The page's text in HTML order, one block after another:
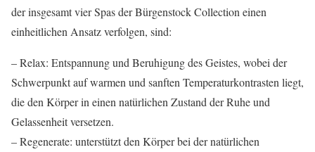
der insgesamt vier Spas der Bürgenstock Collection einen
einheitlichen Ansatz verfolgen, sind:
– Relax: Entspannung und Beruhigung des Geistes, wobei der
Schwerpunkt auf warmen und sanften Temperaturkontrasten liegt,
die den Körper in einen natürlichen Zustand der Ruhe und
Gelassenheit versetzen.
– Regenerate: unterstützt den Körper bei der natürlichen